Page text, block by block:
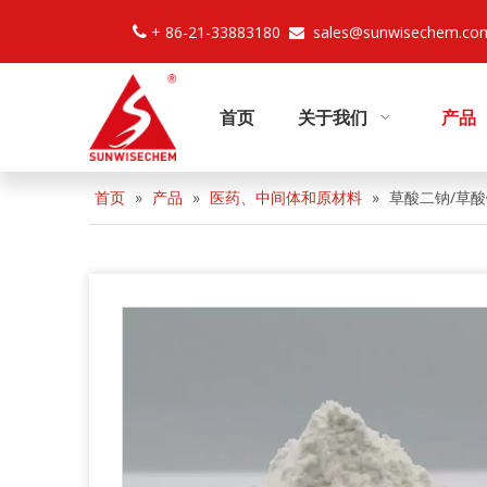
 + 86-21-33883180 
首页 关于我们 产品
首页 » 产品 » 医药、中间体和原材料 » 草酸二钠/草